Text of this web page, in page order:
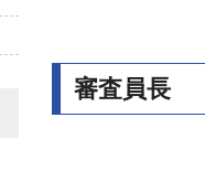
審査員長